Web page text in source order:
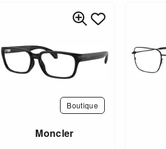
Boutique
Moncler